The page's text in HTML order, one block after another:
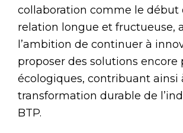
collaboration comme le début
relation longue et fructueuse,
l’ambition de continuer à
proposer des solutions encore
écologiques, contribuant ainsi
transformation durable de
BTP.